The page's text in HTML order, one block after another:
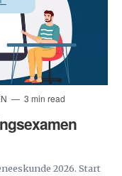
3 min read
2026. Start